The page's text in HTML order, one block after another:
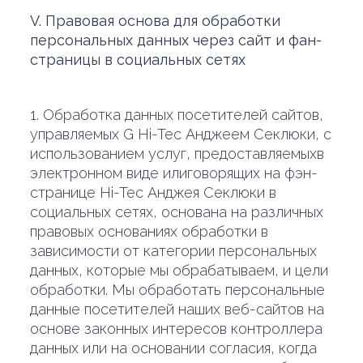
V. Правовая основа для обработки
персональных данных через сайт и фан-
страницы в социальных сетях
1. Обработка данных посетителей сайтов,
управляемых G Hi-Tec Анджеем Секлюки, с
использованием услуг, предоставляемыхв
электронном виде илиговорящих на фэн-
странице Hi-Tec Анджея Секлюки в
социальных сетях, основана на различных
правовых основаниях обработки в
зависимости от категории персональных
данных, которые мы обрабатываем, и цели
обработки. Мы обработать персональные
данные посетителей наших веб-сайтов на
основе законных интересов контроллера
данных или на основании согласия, когда